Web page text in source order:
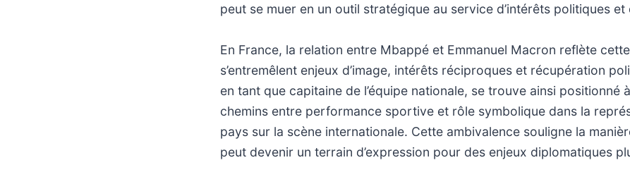
peut se muer en un outil stratégique au service d’intérêts politiques et
En France, la relation entre Mbappé et Emmanuel Macron reflète
s’entremêlent enjeux d’image, intérêts réciproques et récupération
en tant que capitaine de l’équipe nationale, se trouve ainsi positionné
chemins entre performance sportive et rôle symbolique dans la
pays sur la scène internationale. Cette ambivalence souligne la
peut devenir un terrain d’expression pour des enjeux diplomatiques